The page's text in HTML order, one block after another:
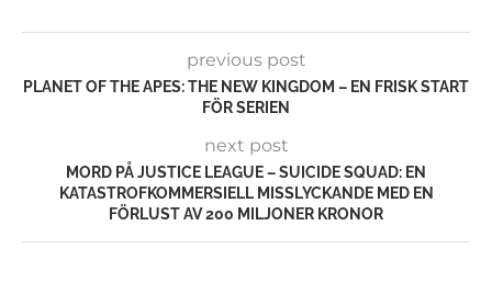
previous post
PLANET OF THE APES: THE NEW KINGDOM – EN FRISK START
FÖR SERIEN
next post
MORD PÅ JUSTICE LEAGUE – SUICIDE SQUAD: EN
KATASTROFKOMMERSIELL MISSLYCKANDE MED EN
FÖRLUST AV 200 MILJONER KRONOR